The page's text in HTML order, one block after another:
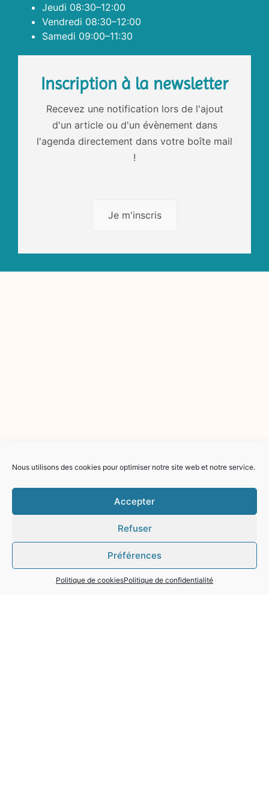
Nous utilisons des cookies pour optimiser notre site web et notre service.
Accepter
Refuser
Préférences
Politique de cookiesPolitique de confidentialité
Jeudi 08:30–12:00
Vendredi 08:30–12:00
Samedi 09:00–11:30
Inscription à la newsletter
Recevez une notification lors de l'ajout
d'un article ou d'un évènement dans
l'agenda directement dans votre boîte mail
!
Je m'inscris